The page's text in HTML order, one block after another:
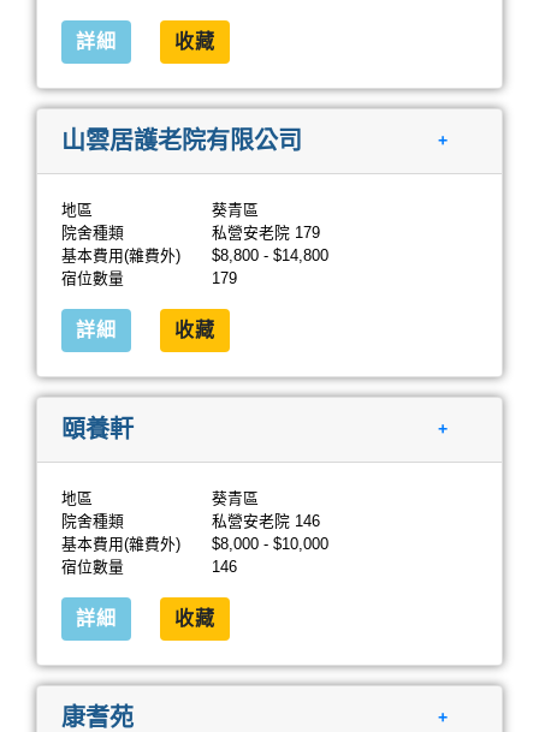
詳細 收藏
山雲居護老院有限公司 +
地區
葵青區
院舍種類
私營安老院 179
基本費用(雜費外)
$8,800 - $14,800
宿位數量
179
詳細 收藏
頤養軒 +
地區
葵青區
院舍種類
私營安老院 146
基本費用(雜費外)
$8,000 - $10,000
宿位數量
146
詳細 收藏
康耆苑 +